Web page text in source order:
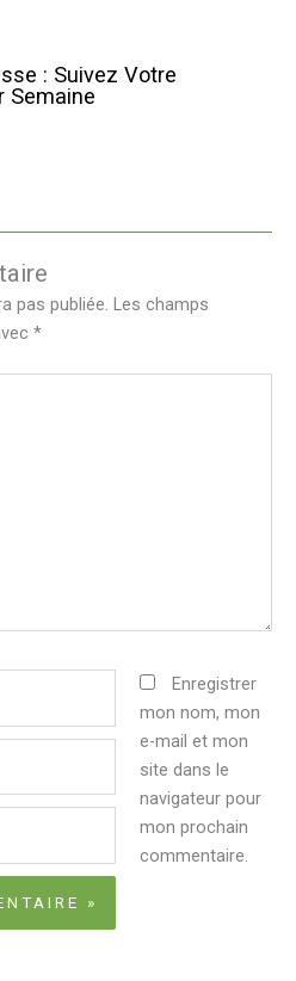
: Suivez Votre
Semaine
pas publiée. Les champs
*
Enregistrer
mon nom, mon
e-mail et mon
site dans le
navigateur pour
mon prochain
commentaire.